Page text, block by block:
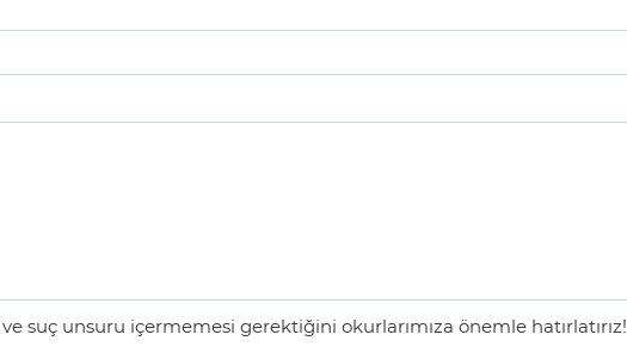
suç unsuru içermemesi gerektiğini okurlarımıza önemle hatırlatırız!